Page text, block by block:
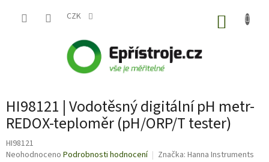
CZK
HI98121 | Vodotěsný digitální pH metr-
REDOX-teploměr (pH/ORP/T tester)
HI98121
Průměrné
Neohodnoceno Podrobnosti hodnocení Značka: Hanna Instruments